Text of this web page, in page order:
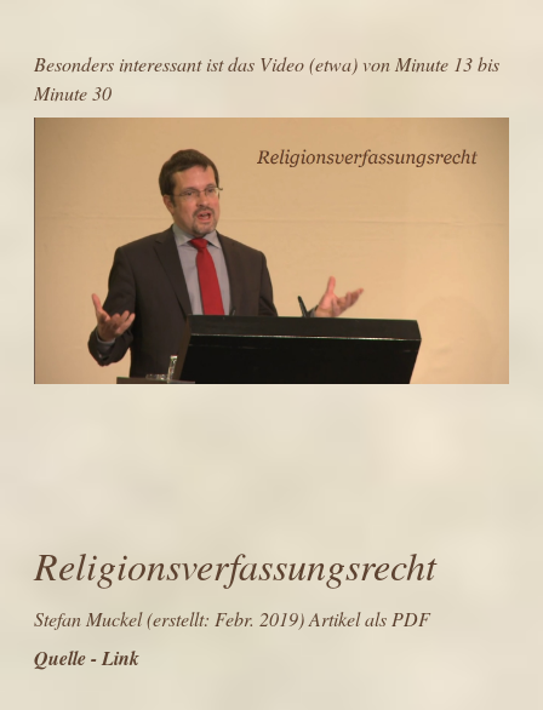
Besonders interessant ist das Video (etwa) von Minute 13 bis
Minute 30
Religionsverfassungsrecht
Stefan Muckel(erstellt: Febr. 2019)Artikel als PDF
Quelle - Link